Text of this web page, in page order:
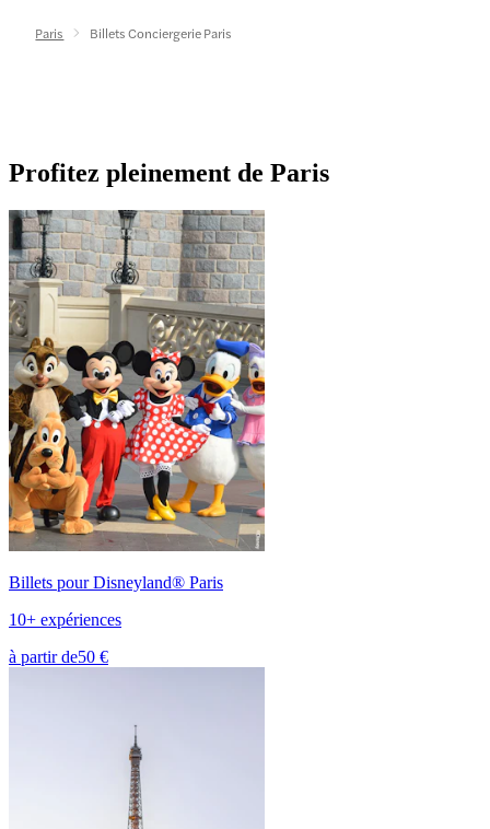
Paris Billets Conciergerie Paris
Profitez pleinement de Paris
Billets pour Disneyland® Paris
10+ expériences
à partir de50 €